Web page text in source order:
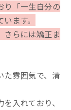
り「一生自分の
ます。
さらには矯正ま
た雰囲気で、清
入れており、